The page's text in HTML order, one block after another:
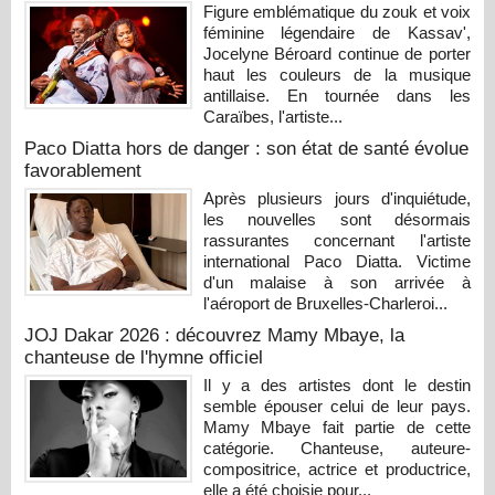
Figure emblématique du zouk et voix
féminine légendaire de Kassav',
Jocelyne Béroard continue de porter
haut les couleurs de la musique
antillaise. En tournée dans les
Caraïbes, l'artiste...
Paco Diatta hors de danger : son état de santé évolue
favorablement
Après plusieurs jours d'inquiétude,
les nouvelles sont désormais
rassurantes concernant l'artiste
international Paco Diatta. Victime
d'un malaise à son arrivée à
l'aéroport de Bruxelles-Charleroi...
JOJ Dakar 2026 : découvrez Mamy Mbaye, la
chanteuse de l'hymne officiel
Il y a des artistes dont le destin
semble épouser celui de leur pays.
Mamy Mbaye fait partie de cette
catégorie. Chanteuse, auteure-
compositrice, actrice et productrice,
elle a été choisie pour...